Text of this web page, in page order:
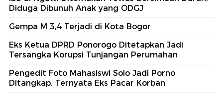
Diduga Dibunuh Anak yang ODGJ
Gempa M 3,4 Terjadi di Kota Bogor
Eks Ketua DPRD Ponorogo Ditetapkan Jadi
Tersangka Korupsi Tunjangan Perumahan
Pengedit Foto Mahasiswi Solo Jadi Porno
Ditangkap, Ternyata Eks Pacar Korban